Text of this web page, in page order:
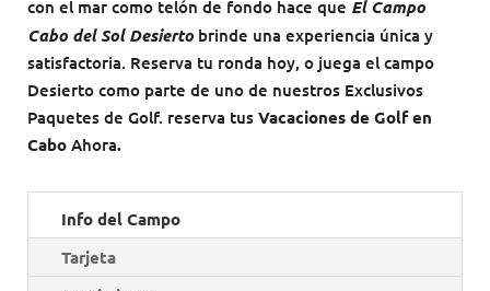
Paquetes de Golf. reserva tusVacaciones de Golf en
Cabo Ahora.
Info del Campo
Tarjeta
Vestimienta
Reserva Ya